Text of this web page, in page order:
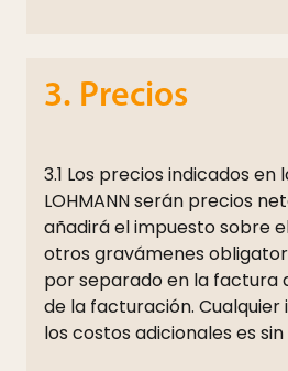
3. Precios
3.1 Los precios indicados
LOHMANN serán precios
añadirá el impuesto sobre
otros gravámenes
por separado en la factura
de la facturación.
los costos adicionales es